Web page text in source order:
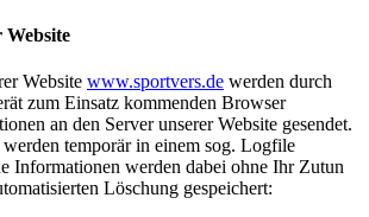
Website
Website www.sportvers.de werden durch
zum Einsatz kommenden Browser
an den Server unserer Website gesendet.
temporär in einem sog. Logfile
Informationen werden dabei ohne Ihr Zutun
Löschung gespeichert: